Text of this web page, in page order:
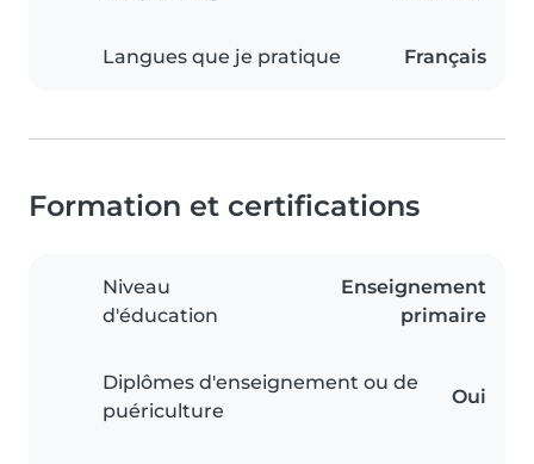
Langues que je pratique Français
Formation et certifications
Niveau
d'éducation
Enseignement
primaire
Diplômes d'enseignement ou de
puériculture
Oui